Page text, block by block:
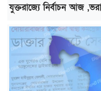
যুক্তরাজ্যে নির্বাচন আজ